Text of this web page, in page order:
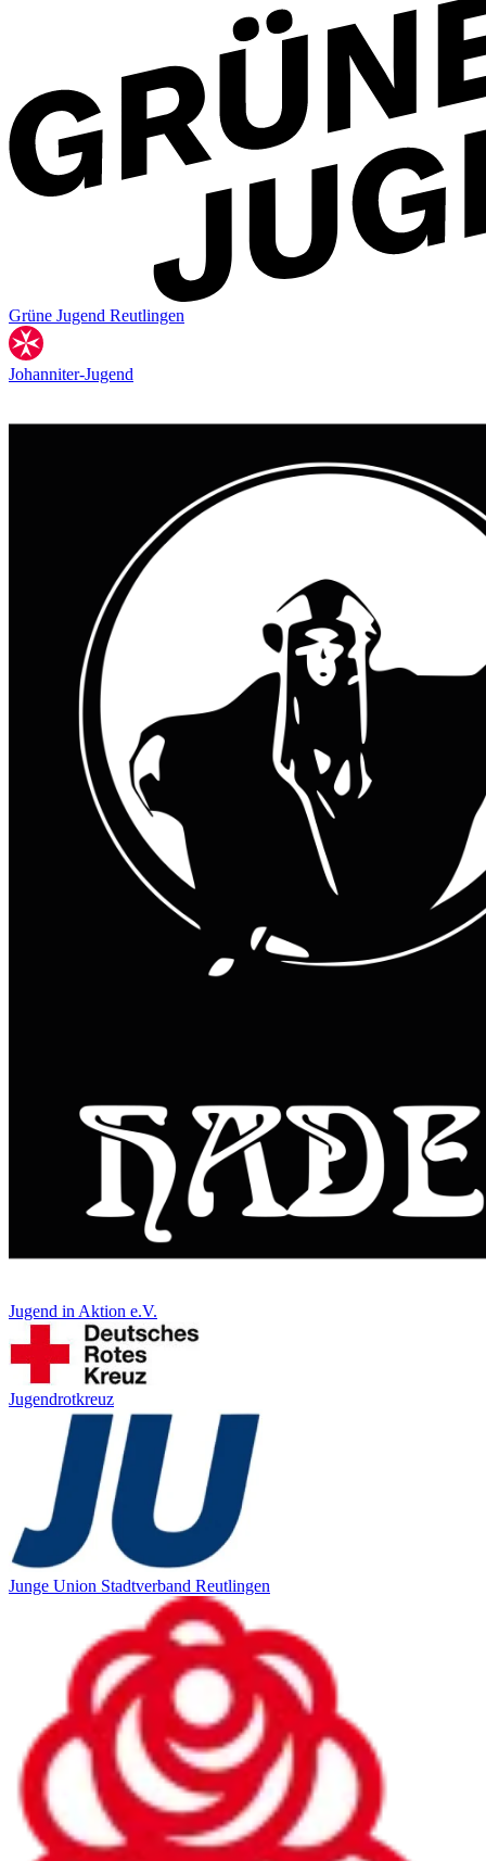
Grüne Jugend Reutlingen
Johanniter-Jugend
Jugend in Aktion e.V.
Jugendrotkreuz
Junge Union Stadtverband Reutlingen